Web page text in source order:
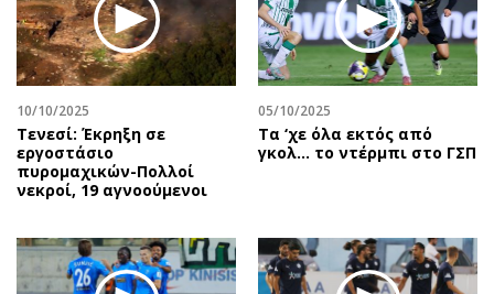
10/10/2025
Τενεσί: Έκρηξη σε
εργοστάσιο
πυρομαχικών-Πολλοί
νεκροί, 19 αγνοούμενοι
05/10/2025
Τα ‘χε όλα εκτός από
γκολ… το ντέρμπι στο ΓΣΠ